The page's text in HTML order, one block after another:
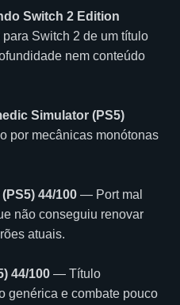
Switch 2 Edition
Switch 2 de um título
nem conteúdo
Simulator (PS5)
por mecânicas monótonas
44/100 — Port mal
não conseguiu renovar
atuais.
44/100 — Título
genérica e combate pouco